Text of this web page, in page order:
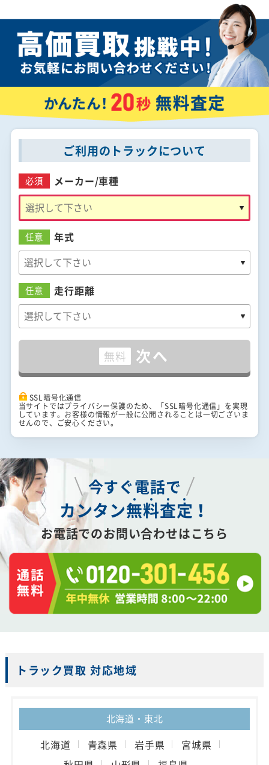
ご利用のトラックについて
必須 メーカー/車種
任意 年式
任意 走行距離
無料 次へ
SSL暗号化通信
当サイトではプライバシー保護のため、「SSL暗号化通信」を実現
しています。お客様の情報が一般に公開されることは一切ございま
せんので、ご安心ください。
今すぐ電話で
カンタン無料査定 ！
お電話でのお問い合わせはこちら
トラック買取 対応地域
北海道・東北
北海道 青森県 岩手県
宮城県